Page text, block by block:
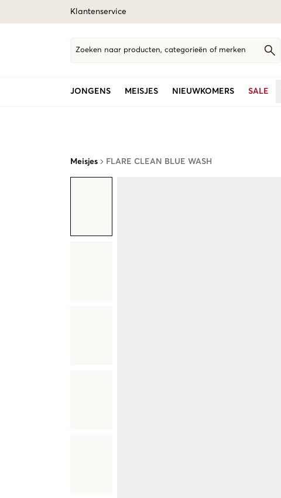
Klantenservice
Zoeken naar producten, categorieën of merken
JONGENS MEISJES NIEUWKOMERS SALE
Meisjes FLARE CLEAN BLUE WASH